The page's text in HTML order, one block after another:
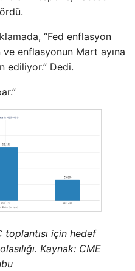
“Fed enflasyon
enflasyonun Mart ayına
ediliyor.” Dedi.
toplantısı için hedef
Kaynak: CME